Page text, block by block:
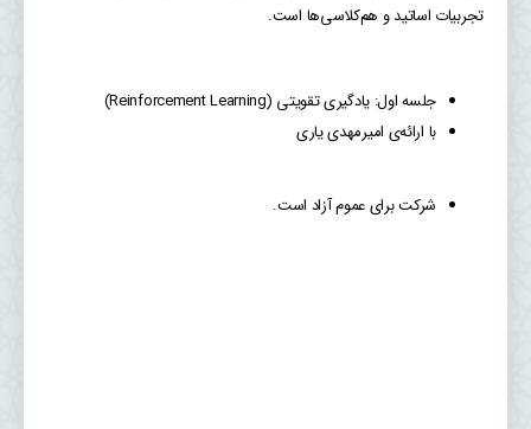
تجربیات اساتید و هم‌کلاسی‌ها است.
جلسه اول: یادگیری تقویتی (Reinforcement Learning)
با ارائه‌ی امیرمهدی یاری
شرکت برای عموم آزاد است.